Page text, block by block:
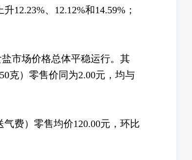
12.23%、12.12%和14.59%；
市场价格总体平稳运行。其
克）零售价同为2.00元，均与
费）零售均价120.00元，环比